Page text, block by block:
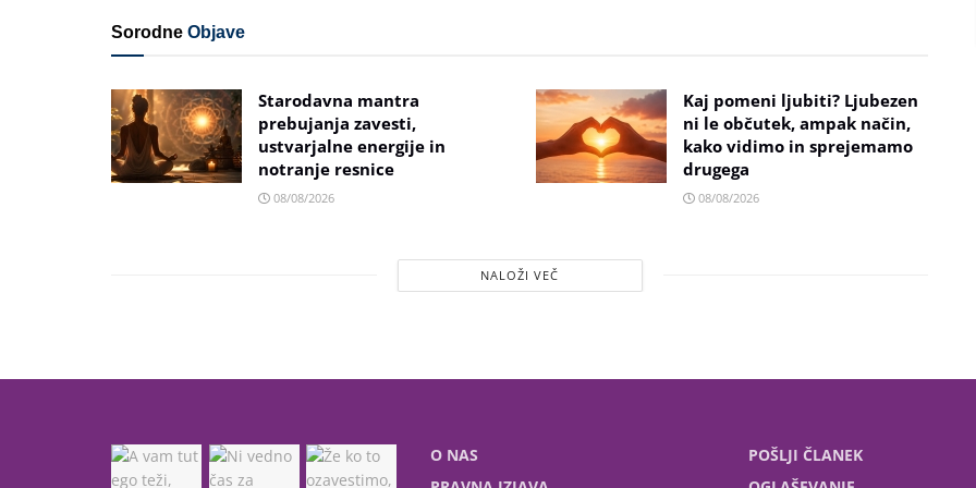
Sorodne Objave
Starodavna mantra
prebujanja zavesti,
ustvarjalne energije in
notranje resnice
08/08/2026
Kaj pomeni ljubiti? Ljubezen
ni le občutek, ampak način,
kako vidimo in sprejemamo
drugega
08/08/2026
NALOŽI VEČ
O NAS
POŠLJI ČLANEK